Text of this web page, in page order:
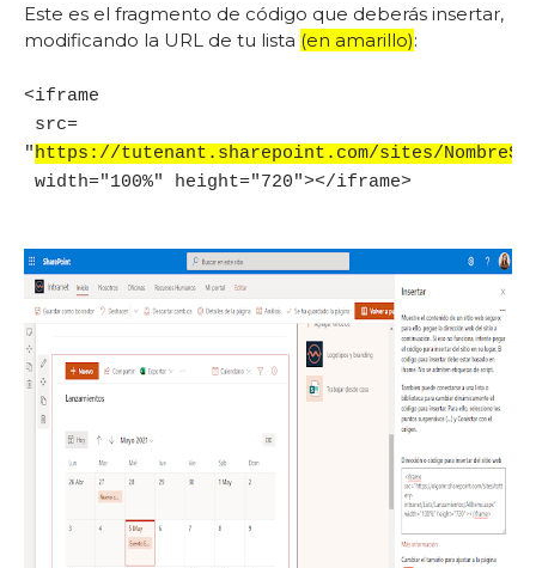
Este es el fragmento de código que deberás insertar,
modificando la URL de tu lista (en amarillo):
<iframe
src=
"https://tutenant.sharepoint.com/sites/
width="100%" height="720"></iframe>